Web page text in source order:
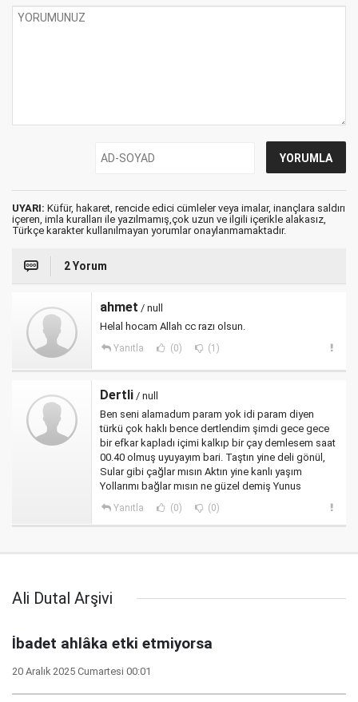
UYARI: Küfür, hakaret, rencide edici cümleler veya imalar, inançlara saldırı
içeren, imla kuralları ile yazılmamış,çok uzun ve ilgili içerikle alakasız,
Türkçe karakter kullanılmayan yorumlar onaylanmamaktadır.
2 Yorum
ahmet / null
Helal hocam Allah cc razı olsun.
Yanıtla (0) (1)
Dertli / null
Ben seni alamadum param yok idi param diyen
türkü çok haklı bence dertlendim şimdi gece gece
bir efkar kapladı içimi kalkıp bir çay demlesem saat
00.40 olmuş uyuyayım bari. Taştın yine deli gönül,
Sular gibi çağlar mısın Aktın yine kanlı yaşım
Yollarımı bağlar mısın ne güzel demiş Yunus
Yanıtla (0) (0)
Ali Dutal Arşivi
İbadet ahlâka etki etmiyorsa
20 Aralık 2025 Cumartesi 00:01